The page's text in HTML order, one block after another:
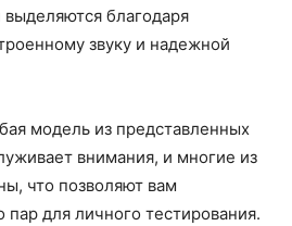
благодаря
звуку и надежной
модель из представленных
внимания, и многие из
что позволяют вам
пар для личного тестирования.